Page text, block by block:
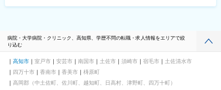
病院・大学病院・クリニック、高知県、学歴不問の転職・求人情報をエリアで絞
り込む
高知市 室戸市 安芸市 南国市 土佐市 須崎市 宿毛市
土佐清水市
四万十市
香南市 香美市
梼原町
高岡郡（中土佐町、佐川町、越知町、日高村、津野町、四万十町）